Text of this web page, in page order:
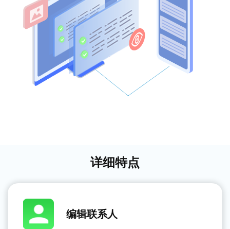
详细特点
编辑联系人